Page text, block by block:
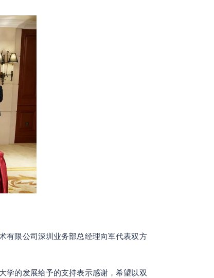
有限公司深圳业务部总经理向军代表双方
学的发展给予的支持表示感谢，希望以双